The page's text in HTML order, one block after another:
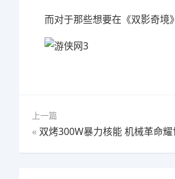
而对于那些想要在《双影奇境
上一篇
« 双烤300W暴力核能 机械革命